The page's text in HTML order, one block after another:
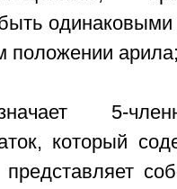
5-
который
представляет